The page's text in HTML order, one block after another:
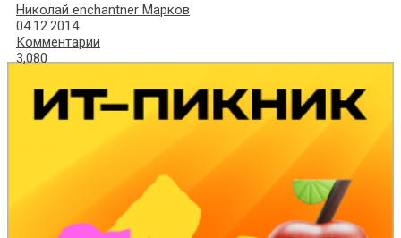
Николай enchantner Марков
04.12.2014
Комментарии
3,080